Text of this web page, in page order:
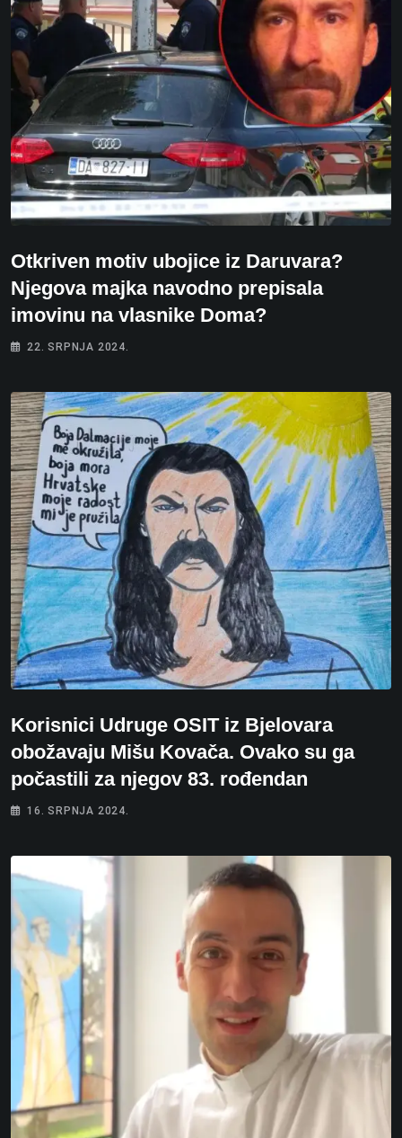
Otkriven motiv ubojice iz Daruvara?
Njegova majka navodno prepisala
imovinu na vlasnike Doma?
22. SRPNJA 2024.
Korisnici Udruge OSIT iz Bjelovara
obožavaju Mišu Kovača. Ovako su ga
počastili za njegov 83. rođendan
16. SRPNJA 2024.